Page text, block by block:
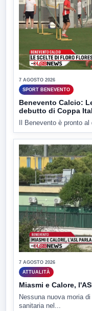
7 AGOSTO 2026
SPORT BENEVENTO
Benevento Calcio:
debutto di Coppa
Il Benevento è pronto
7 AGOSTO 2026
ATTUALITÀ
Miasmi e Calore,
Nessuna nuova moria
sanitaria nel...